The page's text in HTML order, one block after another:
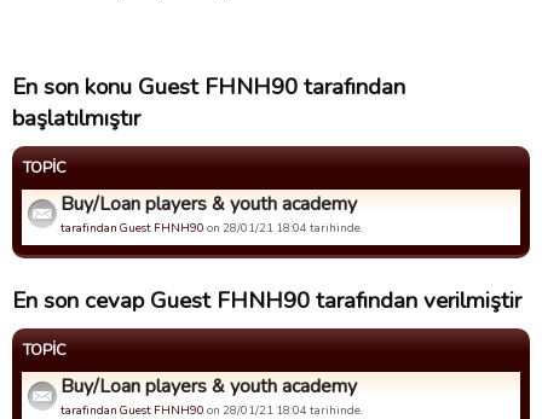
En son konu Guest FHNH90 tarafından
başlatılmıştır
TOPIC
Buy/Loan players & youth academy
tarafindan Guest FHNH90 on 28/01/21 18:04 tarihinde.
En son cevap Guest FHNH90 tarafından verilmiştir
TOPIC
Buy/Loan players & youth academy
tarafindan Guest FHNH90 on 28/01/21 18:04 tarihinde.